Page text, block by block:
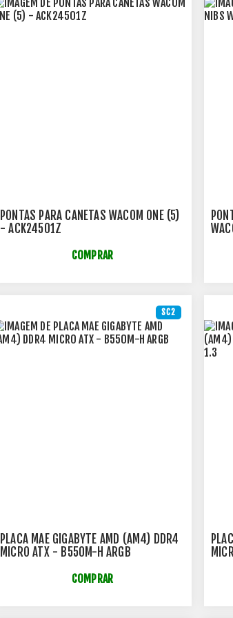
PONTAS PARA CANETAS WACOM ONE (5)
- ACK24501Z
COMPRAR
SC2
PLACA MAE GIGABYTE AMD (AM4) DDR4
MICRO ATX - B550M-H ARGB
COMPRAR